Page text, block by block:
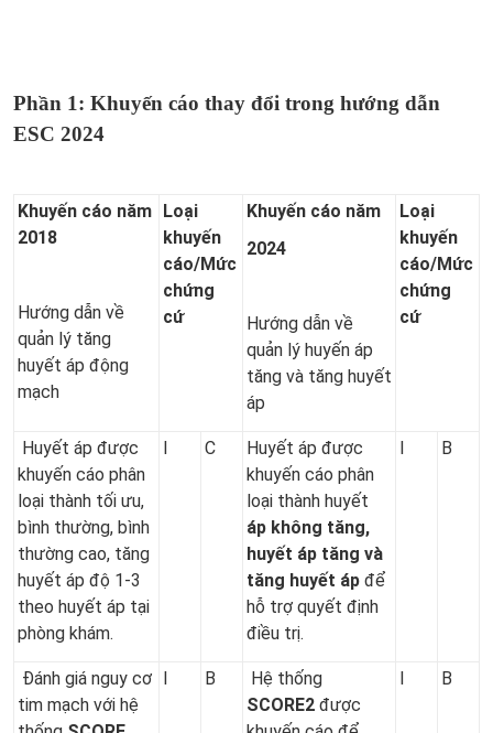
Phần 1: Khuyến cáo thay đổi trong hướng dẫn
ESC 2024
Khuyến cáo năm
2018
Hướng dẫn về
quản lý tăng
huyết áp động
mạch
Loại
khuyến
cáo/Mức
chứng
cứ
Khuyến cáo năm
2024
Hướng dẫn về
quản lý huyến áp
tăng và tăng huyết
áp
Loại
khuyến
cáo/Mức
chứng
cứ
Huyết áp được
khuyến cáo phân
loại thành tối ưu,
bình thường, bình
thường cao, tăng
huyết áp độ 1-3
theo huyết áp tại
phòng khám.
I C
Huyết áp được
khuyến cáo phân
loại thành huyết
áp không tăng,
huyết áp tăng và
tăng huyết áp để
hỗ trợ quyết định
điều trị.
I B
Đánh giá nguy cơ
tim mạch với hệ
I B
Hệ thống
SCORE2 được
I B